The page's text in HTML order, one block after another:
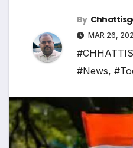
By
MAR 26,
#News,